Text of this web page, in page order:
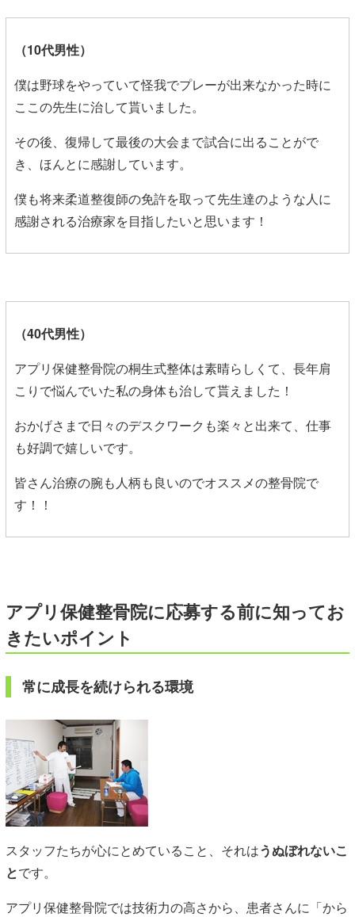
（10代男性）
僕は野球をやっていて怪我でプレーが出来なかった時に
ここの先生に治して貰いました。
その後、復帰して最後の大会まで試合に出ることがで
き、ほんとに感謝しています。
僕も将来柔道整復師の免許を取って先生達のような人に
感謝される治療家を目指したいと思います！
（40代男性）
アプリ保健整骨院の桐生式整体は素晴らしくて、長年肩
こりで悩んでいた私の身体も治して貰えました！
おかげさまで日々のデスクワークも楽々と出来て、仕事
も好調で嬉しいです。
皆さん治療の腕も人柄も良いのでオススメの整骨院で
す！！
アプリ保健整骨院に応募する前に知ってお
きたいポイント
常に成長を続けられる環境
スタッフたちが心にとめていること、それはうぬぼれないこ
とです。
アプリ保健整骨院では技術力の高さから、患者さんに「から